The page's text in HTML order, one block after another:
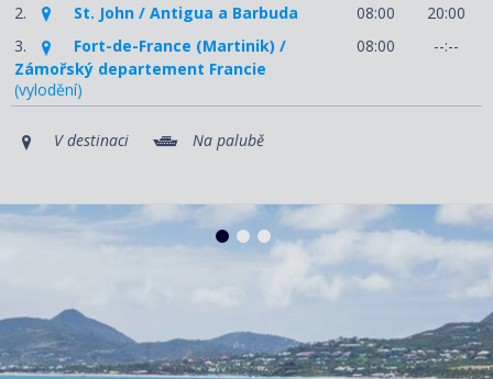
2. St. John / Antigua a Barbuda 08:00
20:00
3.
Fort-de-France (Martinik) /
Zámořský departement Francie
(vylodění)
08:00 --:--
V destinaci Na palubě